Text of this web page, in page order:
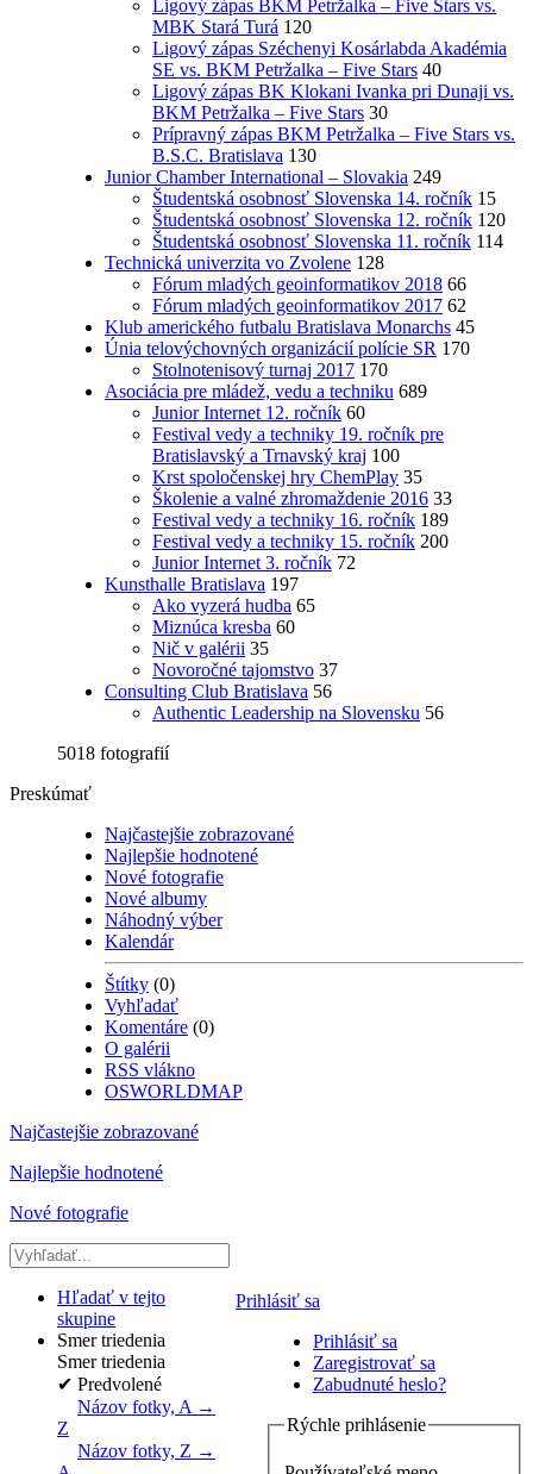
Ligový zápas BKM Petržalka – Five Stars vs.
MBK Stará Turá 120
Ligový zápas Széchenyi Kosárlabda Akadémia
SE vs. BKM Petržalka – Five Stars 40
Ligový zápas BK Klokani Ivanka pri Dunaji vs.
BKM Petržalka – Five Stars 30
Prípravný zápas BKM Petržalka – Five Stars vs.
B.S.C. Bratislava 130
Junior Chamber International – Slovakia 249
Študentská osobnosť Slovenska 14. ročník 15
Študentská osobnosť Slovenska 12. ročník 120
Študentská osobnosť Slovenska 11. ročník 114
Technická univerzita vo Zvolene 128
Fórum mladých geoinformatikov 2018 66
Fórum mladých geoinformatikov 2017 62
Klub amerického futbalu Bratislava Monarchs 45
Únia telovýchovných organizácií polície SR 170
Stolnotenisový turnaj 2017 170
Asociácia pre mládež, vedu a techniku 689
Junior Internet 12. ročník 60
Festival vedy a techniky 19. ročník pre
Bratislavský a Trnavský kraj 100
Krst spoločenskej hry ChemPlay 35
Školenie a valné zhromaždenie 2016 33
Festival vedy a techniky 16. ročník 189
Festival vedy a techniky 15. ročník 200
Junior Internet 3. ročník 72
Kunsthalle Bratislava 197
Ako vyzerá hudba 65
Miznúca kresba 60
Nič v galérii 35
Novoročné tajomstvo 37
Consulting Club Bratislava 56
Authentic Leadership na Slovensku 56
5018 fotografií
Preskúmať
Najčastejšie zobrazované
Najlepšie hodnotené
Nové fotografie
Nové albumy
Náhodný výber
Kalendár
Štítky (0)
Vyhľadať
Komentáre (0)
O galérii
RSS vlákno
OSWORLDMAP
Najčastejšie zobrazované
Najlepšie hodnotené
Nové fotografie
Prihlásiť sa
Prihlásiť sa
Zaregistrovať sa
Zabudnuté heslo?
Rýchle prihlásenie
Hľadať v tejto
skupine
Smer triedenia
Smer triedenia
✔ Predvolené
Názov fotky, A →
Z
Názov fotky, Z →